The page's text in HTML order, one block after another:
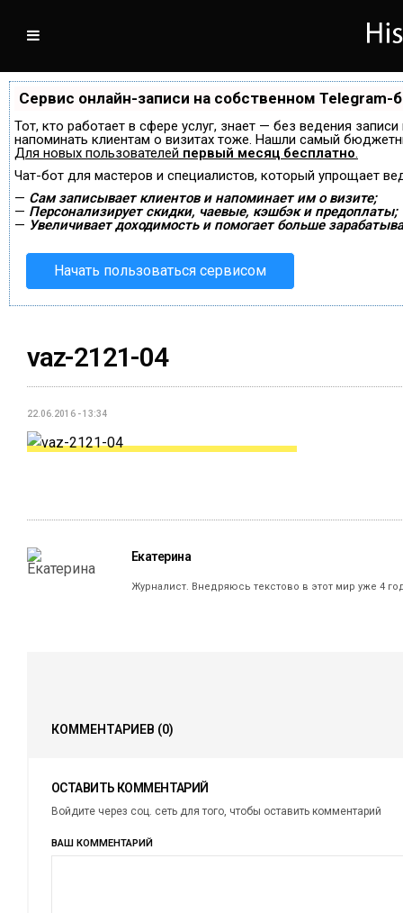
Сервис онлайн-записи на собственном Telegram-
Тот, кто работает в сфере услуг, знает — без ведения
напоминать клиентам о визитах тоже. Нашли самый
Для новых пользователей первый месяц бесплатно.
Чат-бот для мастеров и специалистов, который упрощает
— Сам записывает клиентов и напоминает им о визите;
— Персонализирует скидки, чаевые, кэшбэк и предоплаты;
— Увеличивает доходимость и помогает больше
Начать пользоваться сервисом
vaz-2121-04
22.06.2016 - 13:34
Екатерина
Журналист. Внедряюсь текстово в этот мир уже 4
КОММЕНТАРИЕВ (0)
ОСТАВИТЬ КОММЕНТАРИЙ
Войдите через соц. сеть для того, чтобы оставить комментарий
ВАШ КОММЕНТАРИЙ